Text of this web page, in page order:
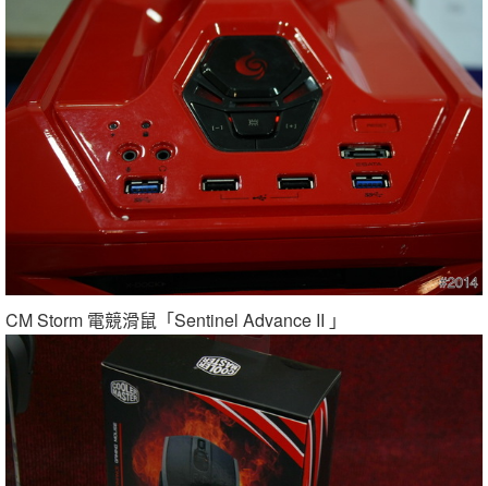
CM Storm 電競滑鼠「Sentinel Advance II 」